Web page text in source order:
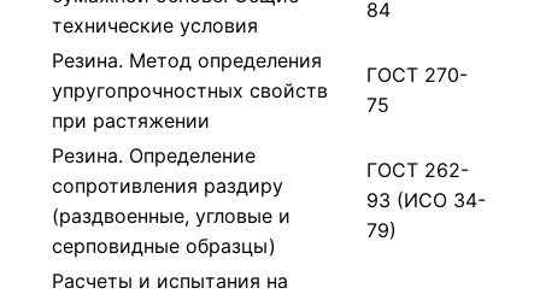
технические условия
84
Резина. Метод определения
упругопрочностных свойств
при растяжении
ГОСТ 270-
75
Резина. Определение
сопротивления раздиру
(раздвоенные, угловые и
серповидные образцы)
ГОСТ 262-
93 (ИСО 34-
79)
Расчеты и испытания на